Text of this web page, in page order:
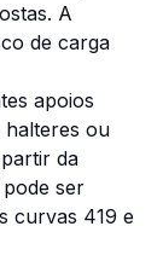
A
de carga
apoios
ou
da
pode ser
curvas 419 e